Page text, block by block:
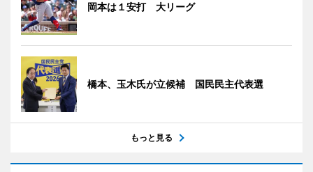
岡本は１安打 大リーグ
橋本、玉木氏が立候補 国民民主代表選
もっと見る